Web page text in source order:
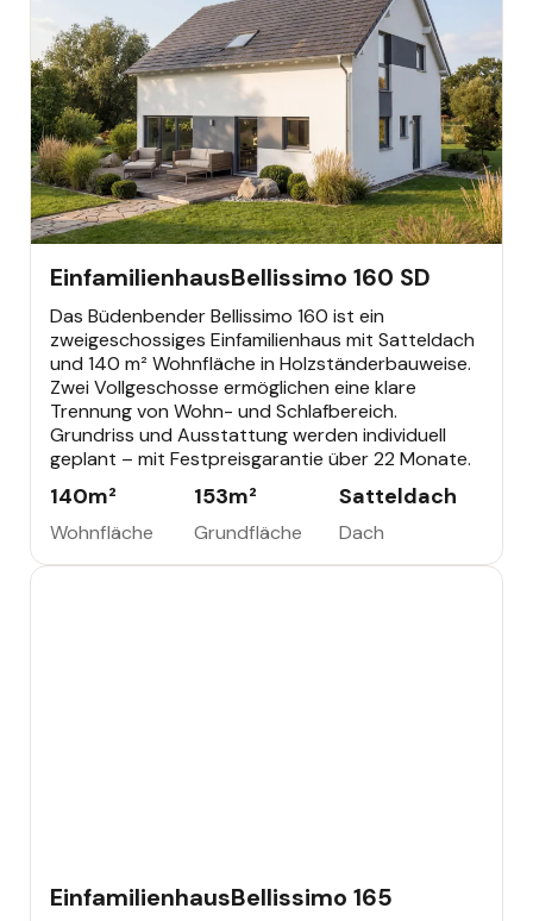
Büdenbender Bestseller
EinfamilienhausBellissimo 160 SD
Das Büdenbender Bellissimo 160 ist ein
zweigeschossiges Einfamilienhaus mit Satteldach
und 140 m² Wohnfläche in Holzständerbauweise.
Zwei Vollgeschosse ermöglichen eine klare
Trennung von Wohn- und Schlafbereich.
Grundriss und Ausstattung werden individuell
geplant – mit Festpreisgarantie über 22 Monate.
140m²
Wohnfläche
153m²
Grundfläche
Satteldach
Dach
EinfamilienhausBellissimo 165